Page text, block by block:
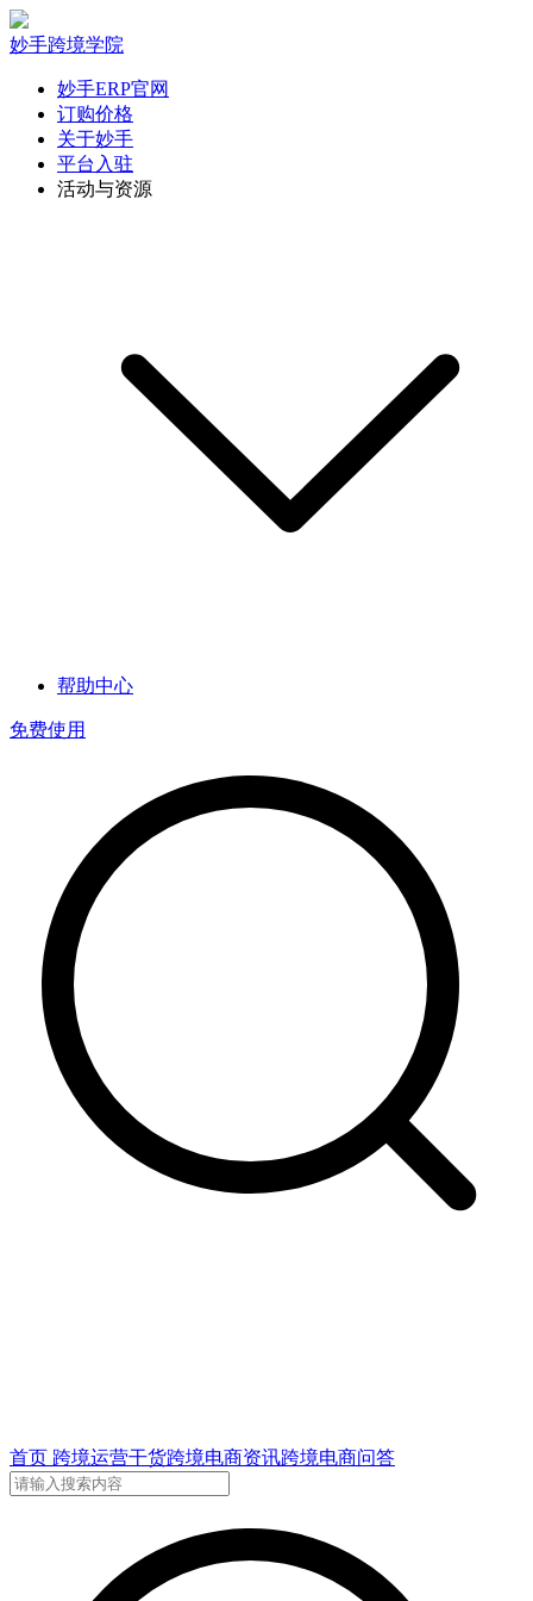
妙手跨境学院
妙手ERP官网
订购价格
关于妙手
平台入驻
活动与资源
帮助中心
免费使用
首页 跨境运营干货跨境电商资讯跨境电商问答